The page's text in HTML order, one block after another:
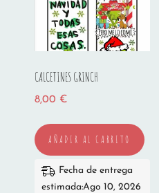
CALCETINES GRINCH
8,00 €
AÑADIR AL CARRITO
Fecha de entrega
estimada:Ago 10, 2026